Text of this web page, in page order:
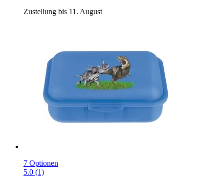
Zustellung bis 11. August
7 Optionen
5.0 (1)